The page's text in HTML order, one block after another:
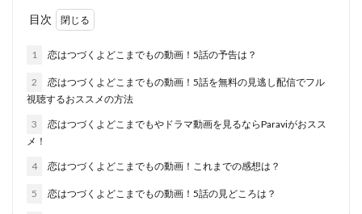
目次
1 恋はつづくよどこまでもの動画！5話の予告は？
2
恋はつづくよどこまでもの動画！5話を無料の見逃し配信でフル
視聴するおススメの方法
3
恋はつづくよどこまでもやドラマ動画を見るならParaviがおスス
メ！
4 恋はつづくよどこまでもの動画！これまでの感想は？
5 恋はつづくよどこまでもの動画！5話の見どころは？